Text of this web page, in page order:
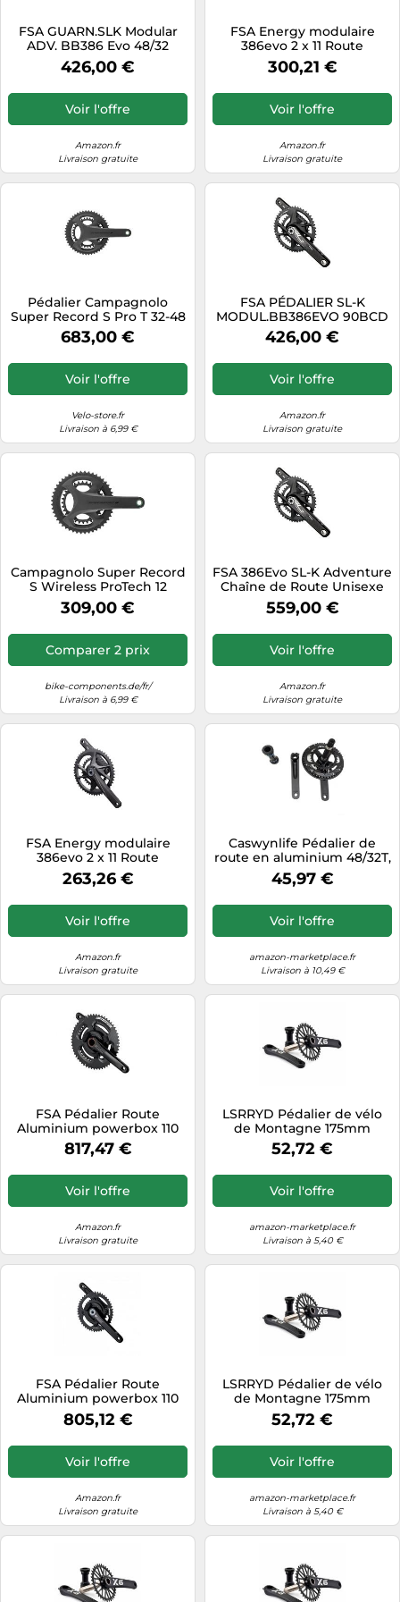
Tondeuses cheveux & barbe
Téléphonie
Téléviseurs
Télévision & vidéo
Électroménager
FSA GUARN.SLK Modular
ADV. BB386 Evo 48/32
172,5MM N11
426,00 €
Voir l'offre
Amazon.fr
Livraison gratuite
FSA Energy modulaire
386evo 2 x 11 Route
Pédalier, Mixte, 336-
0278AJ4090, Noir,
300,21 €
Voir l'offre
Amazon.fr
Livraison gratuite
Pédalier Campagnolo
Super Record S Pro T 32-48
Noir
683,00 €
Voir l'offre
Velo-store.fr
Livraison à 6,99 €
FSA PÉDALIER SL-K
MODUL.BB386EVO 90BCD
175 48x32D CARB.Gris
Unisex-Adult, Gris, TU EU
426,00 €
Voir l'offre
Amazon.fr
Livraison gratuite
Campagnolo Super Record
S Wireless ProTech 12
vitesses Pédalier noir 175.0
mm 32-48
309,00 €
Comparer 2 prix
bike-components.de/fr/
Livraison à 6,99 €
FSA 386Evo SL-K Adventure
Chaîne de Route Unisexe
en Carbone Taille
48/32T/172,5 mm
559,00 €
Voir l'offre
Amazon.fr
Livraison gratuite
FSA Energy modulaire
386evo 2 x 11 Route
Pédalier, Mixte, 336-
0278AJ5090, Noir,
263,26 €
Voir l'offre
Amazon.fr
Livraison gratuite
Caswynlife Pédalier de
route en aluminium 48/32T,
pour bras compatibles
Hollowtech 165-175 mm,
pour vélos de route (165
mm)
45,97 €
Voir l'offre
amazon-marketplace.fr
Livraison à 10,49 €
FSA Pédalier Route
Aluminium powerbox 110
abs 48x32 170mmv19
817,47 €
Voir l'offre
Amazon.fr
Livraison gratuite
LSRRYD Pédalier de vélo
de Montagne 175mm
Plateau 32-48T 8-12S avec
BB 68mm
52,72 €
Voir l'offre
amazon-marketplace.fr
Livraison à 5,40 €
FSA Pédalier Route
Aluminium powerbox 110
abs 48x32 175mmv19
805,12 €
Voir l'offre
Amazon.fr
Livraison gratuite
LSRRYD Pédalier de vélo
de Montagne 175mm
Plateau 32-48T 8-12S avec
BB 68mm
52,72 €
Voir l'offre
amazon-marketplace.fr
Livraison à 5,40 €